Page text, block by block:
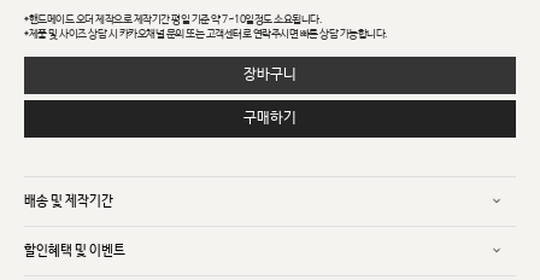
*핸드메이드 오더 제작으로 제작기간 평일 기준 약 7~10일정도 소요됩니다.
*제품 및 사이즈 상담 시 카카오채널 문의 또는 고객센터로 연락주시면 빠른 상담 가능합니다.
장바구니
구매하기
배송 및 제작기간
할인혜택 및 이벤트